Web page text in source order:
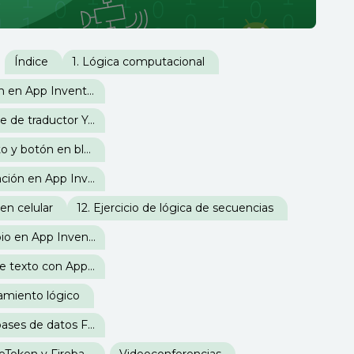
Índice 1. Lógica computacional
3. Mi primera aplicación en App Inventor
5. Insertar componente de traductor Yandex en App Inventor
7. Uso de cajas de texto y botón en bloques de App Inventor
9. Simulación de aplicación en App Inventor
celular 12. Ejercicio de lógica de secuencias
14. Sensor de Giroscopio en App Inventor
16. Uso de mensajes de texto con App Inventor
lógico
20. Autenticación en bases de datos Firebase